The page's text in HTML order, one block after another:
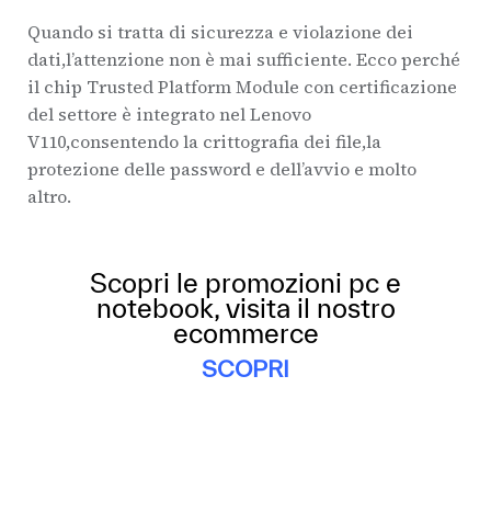
Quando si tratta di sicurezza e violazione dei
dati,l’attenzione non è mai sufficiente. Ecco perché
il chip Trusted Platform Module con certificazione
del settore è integrato nel Lenovo
V110,consentendo la crittografia dei file,la
protezione delle password e dell’avvio e molto
altro.
Scopri le promozioni pc e
notebook, visita il nostro
ecommerce
SCOPRI